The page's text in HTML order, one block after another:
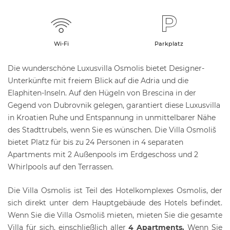
Wi-Fi Parkplatz
Die wunderschöne Luxusvilla Osmolis bietet Designer-
Unterkünfte mit freiem Blick auf die Adria und die
Elaphiten-Inseln. Auf den Hügeln von Brescina in der
Gegend von Dubrovnik gelegen, garantiert diese Luxusvilla
in Kroatien Ruhe und Entspannung in unmittelbarer Nähe
des Stadttrubels, wenn Sie es wünschen. Die Villa Osmoliš
bietet Platz für bis zu 24 Personen in 4 separaten
Apartments mit 2 Außenpools im Erdgeschoss und 2
Whirlpools auf den Terrassen.
Die Villa Osmolis ist Teil des Hotelkomplexes Osmolis, der
sich direkt unter dem Hauptgebäude des Hotels befindet.
Wenn Sie die Villa Osmoliš mieten, mieten Sie die gesamte
Villa für sich, einschließlich aller4 Apartments. Wenn Sie